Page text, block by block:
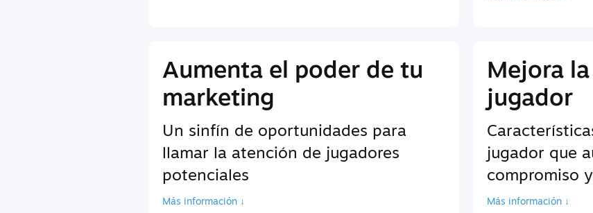
Aumenta el poder de tu
marketing
Un sinfín de oportunidades para
llamar la atención de jugadores
potenciales
Más información ↓
Mejora
jugador
jugador que
compromiso
Más información ↓